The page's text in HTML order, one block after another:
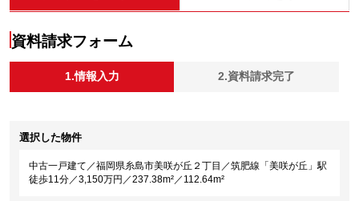
資料請求フォーム
1.情報入力 2.資料請求完了
選択した物件
中古一戸建て／福岡県糸島市美咲が丘２丁目／筑肥線「美咲が丘」駅
徒歩11分／3,150万円／237.38m²／112.64m²